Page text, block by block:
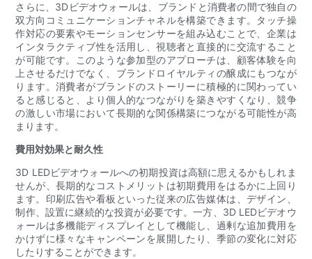
さらに、3Dビデオウォールは、ブランドと消費者の間で独自の
双方向コミュニケーションチャネルを構築できます。タッチ操
作対応の要素やモーションセンサーを組み込むことで、企業は
インタラクティブ性を活用し、視聴者と直接的に交流すること
が可能です。このような参加型のアプローチは、顧客体験を向
上させるだけでなく、ブランドロイヤルティの醸成にもつなが
ります。消費者がブランドのストーリーに積極的に関わってい
ると感じると、より個人的なつながりを築きやすくなり、競争
の激しい市場において長期的な関係構築につながる可能性が高
まります。
費用対効果と耐久性
3D LEDビデオウォールへの初期投資は高額に思えるかもしれま
せんが、長期的なコストメリットは初期費用をはるかに上回り
ます。印刷広告や看板といった従来の広告媒体は、デザイン、
制作、設置に継続的な投資が必要です。一方、3D LEDビデオウ
ォールは多機能ディスプレイとして機能し、過剰な追加費用を
かけずに様々なキャンペーンを展開したり、季節の変化に対応
したりすることができます。